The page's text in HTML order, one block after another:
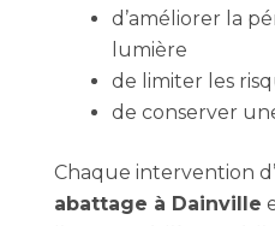
d’améliorer la
lumière
de limiter les
de conserver
Chaque intervention d’
abattage à Dainville